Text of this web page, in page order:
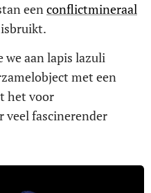
eenconflictmineraal
we aan lapis lazuli
met een
het voor
veel fascinerender